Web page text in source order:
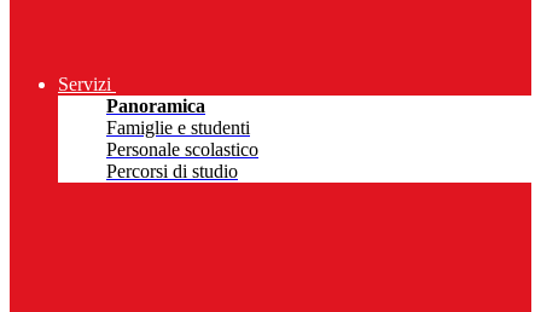
Servizi
Panoramica
Famiglie e studenti
Personale scolastico
Percorsi di studio